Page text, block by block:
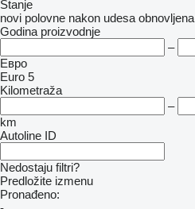
Stanje
novi polovne nakon udesa obnovljena
Godina proizvodnje
–
Евро
Euro 5
Kilometraža
–
km
Autoline ID
Nedostaju filtri?
Predložite izmenu
Pronađeno: